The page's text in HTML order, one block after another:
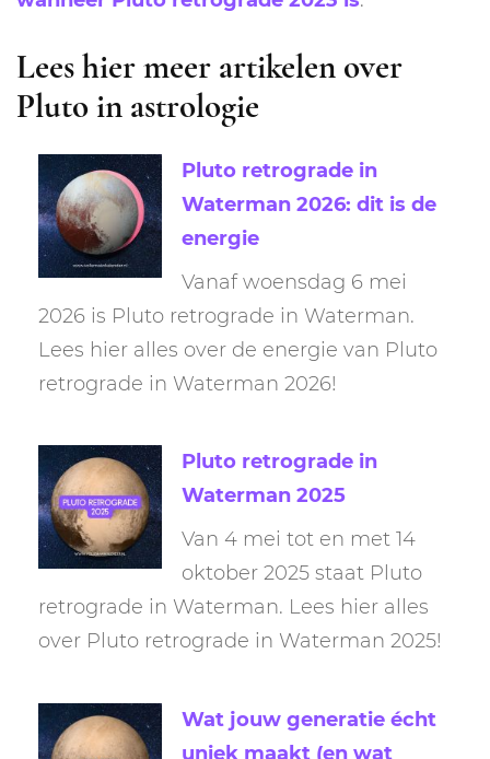
Lees hier meer artikelen over
Pluto in astrologie
Pluto retrograde in
Waterman 2026: dit is de
energie
Vanaf woensdag 6 mei
2026 is Pluto retrograde in Waterman.
Lees hier alles over de energie van Pluto
retrograde in Waterman 2026!
Pluto retrograde in
Waterman 2025
Van 4 mei tot en met 14
oktober 2025 staat Pluto
retrograde in Waterman. Lees hier alles
over Pluto retrograde in Waterman 2025!
Wat jouw generatie écht
uniek maakt (en wat